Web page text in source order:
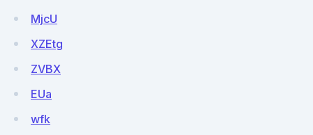
MjcU
XZEtg
ZVBX
EUa
wfk